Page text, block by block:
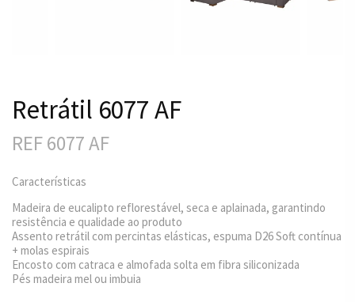
Retrátil 6077 AF
REF 6077 AF
Características
Madeira de eucalipto reflorestável, seca e aplainada, garantindo
resistência e qualidade ao produto
Assento retrátil com percintas elásticas, espuma D26 Soft contínua
+ molas espirais
Encosto com catraca e almofada solta em fibra siliconizada
Pés madeira mel ou imbuia